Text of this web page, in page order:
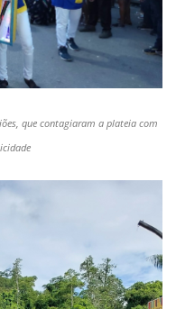
que contagiaram a plateia com